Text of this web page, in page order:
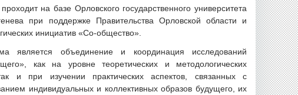
на базе Орловского государственного университета
при поддержке Правительства Орловской области и
инициатив «Со-общество».
является объединение и координация исследований
как на уровне теоретических и методологических
и при изучении практических аспектов, связанных с
индивидуальных и коллективных образов будущего, их